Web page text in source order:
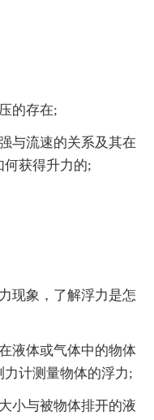
的存在;
与流速的关系及其在
何获得升力的;
现象，了解浮力是怎
液体或气体中的物体
计测量物体的浮力;
小与被物体排开的液